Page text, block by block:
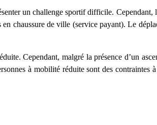
un challenge sportif difficile.
chaussure de ville (service payant). Le
Cependant, malgré la présence d’un
à mobilité réduite sont des